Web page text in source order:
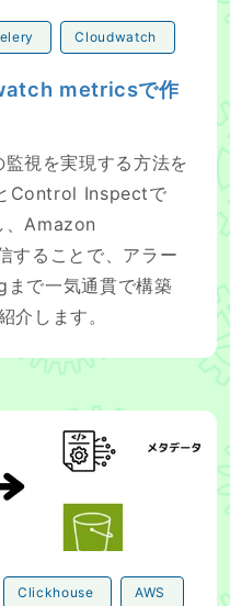
Cloudwatch
metricsで作
視を実現する方法を
Control Inspectで
、Amazon
ることで、アラー
で一気通貫で構築
介します。
Clickhouse AWS